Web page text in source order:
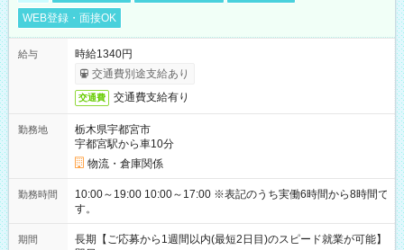
WEB登録・面接OK
給与
時給1340円
交通費別途支給あり
交通費 交通費支給有り
勤務地
栃木県宇都宮市
宇都宮駅から車10分
物流・倉庫関係
勤務時間
10:00～19:00 10:00～17:00 ※表記のうち実働6時間から8時間で
す。
期間
長期【ご応募から1週間以内(最短2日目)のスピード就業が可能】